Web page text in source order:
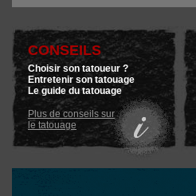
CONSEILS
Choisir son tatoueur ?
Entretenir son tatouage
Le guide du tatouage
Plus de conseils sur
le tatouage